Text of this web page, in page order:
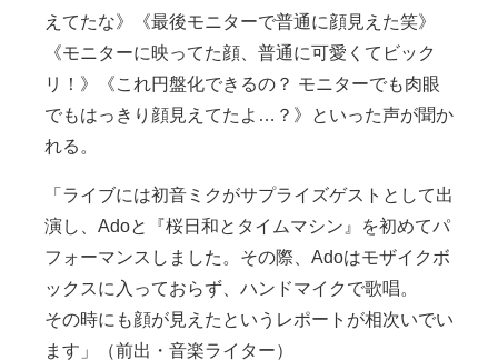
えてたな》《最後モニターで普通に顔見えた笑》
《モニターに映ってた顔、普通に可愛くてビック
リ！》《これ円盤化できるの？ モニターでも肉眼
でもはっきり顔見えてたよ…？》といった声が聞か
れる。
「ライブには初音ミクがサプライズゲストとして出
演し、Adoと『桜日和とタイムマシン』を初めてパ
フォーマンスしました。その際、Adoはモザイクボ
ックスに入っておらず、ハンドマイクで歌唱。
その時にも顔が見えたというレポートが相次いでい
ます」（前出・音楽ライター）